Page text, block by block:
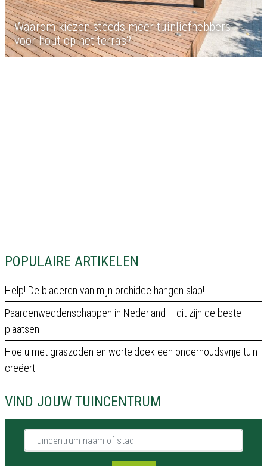
POPULAIRE ARTIKELEN
Help! De bladeren van mijn orchidee hangen slap!
Paardenweddenschappen in Nederland – dit zijn de beste
plaatsen
Hoe u met graszoden en worteldoek een onderhoudsvrije tuin
creëert
VIND JOUW TUINCENTRUM
Tuincentrum naam of stad
Waarom kiezen steeds meer tuinliefhebbers
voor hout op het terras?